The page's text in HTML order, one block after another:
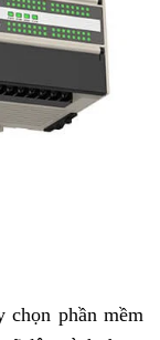
chọn phần mềm